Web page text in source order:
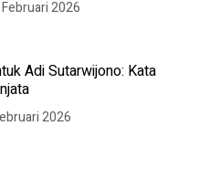
2026
Adi Sutarwijono: Kata
2026